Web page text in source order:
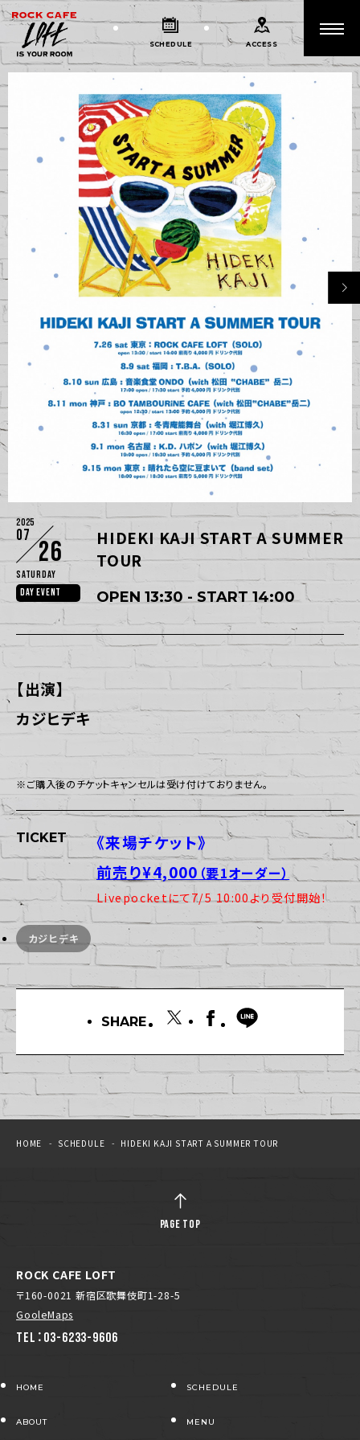
SCHEDULE ACCESS
2025
07
26
Saturday
DAY EVENT
HIDEKI KAJI START A SUMMER
TOUR
OPEN 13:30 - START 14:00
【出演】
カジヒデキ
※ご購入後のチケットキャンセルは受け付けておりません。
TICKET
《来場チケット》
前売り¥4,000 （要1オーダー）
Livepocketにて7/5 10:00より受付開始！
カジヒデキ
SHARE
HOME SCHEDULE HIDEKI KAJI START A SUMMER TOUR
ROCK CAFE LOFT
〒160-0021 新宿区歌舞伎町1-28-5
GooleMaps
TEL：03-6233-9606
HOME SCHEDULE
ABOUT MENU
PAGE TOP